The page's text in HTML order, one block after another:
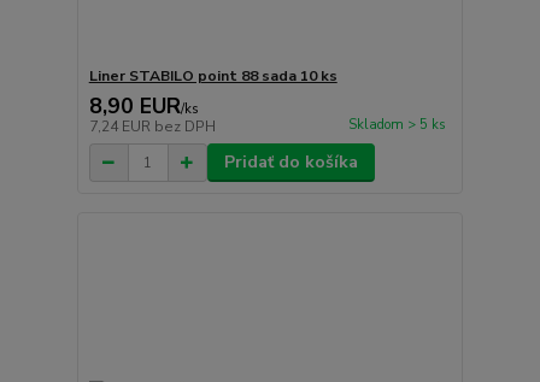
Liner STABILO point 88 sada 10 ks
8,90 EUR/ks
7,24 EUR bez DPH Skladom > 5 ks
Pridať do košíka